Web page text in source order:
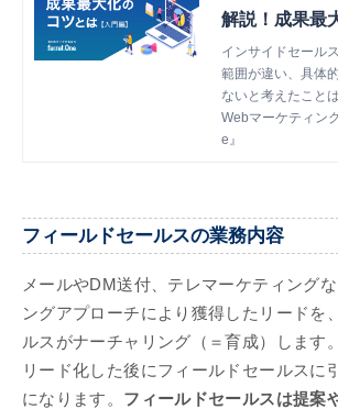
解説！成果最
【入門編】 |
ングツール『
インサイドセール
範囲が違い、具体
ないと考えたこと
記事では、インサ
法や成果を出すた
Webマーケティン
e』
フィールドセールスの業務内容
メールやDM送付、テレマーケティング
ングアプローチにより獲得したリードを
ルスがナーチャリング（＝育成）します
リード化した後にフィールドセールスに
になります。 フィールドセールスは提案